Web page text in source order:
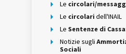
Le circolari/
Le circolari dell'INAIL
Le Sentenze di
Notizie sugli
Sociali